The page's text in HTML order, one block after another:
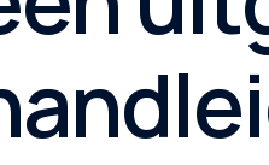
PSY Serisi